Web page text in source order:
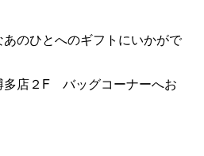
のひとへのギフトにいかがで
多店２F バッグコーナーへお